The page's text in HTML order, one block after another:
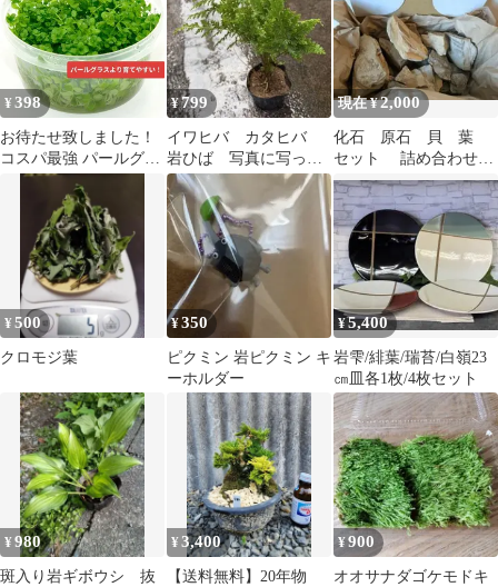
¥398
お待たせ致しました！
コスパ最強 パールグラ
スより初心者向き！ ミ
クランテムム•モンテカ
ルロ パールグラス系 水
草 アクアリウム
¥799
イワヒバ カタヒバ
岩ひば 写真に写って
いるかたまりで。 ポ
ット直径9cm
現在 ¥2,000
化石 原石 貝 葉
セット 詰め合わせ②
1.4kg以上
¥500
クロモジ葉
¥350
ピクミン 岩ピクミン キ
ーホルダー
¥5,400
岩雫/緋葉/瑞苔/白嶺23
㎝皿各1枚/4枚セット
¥980
斑入り岩ギボウシ 抜
¥3,400
【送料無料】20年物
¥900
オオサナダゴケモドキ